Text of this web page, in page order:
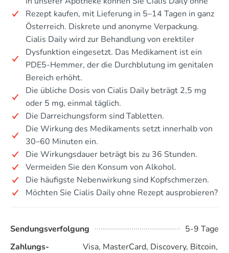
Rezept kaufen, mit Lieferung in 5–14 Tagen in ganz
Österreich. Diskrete und anonyme Verpackung.
Cialis Daily wird zur Behandlung von erektiler
Dysfunktion eingesetzt. Das Medikament ist ein
PDE5-Hemmer, der die Durchblutung im genitalen
Bereich erhöht.
Die übliche Dosis von Cialis Daily beträgt 2,5 mg
oder 5 mg, einmal täglich.
Die Darreichungsform sind Tabletten.
Die Wirkung des Medikaments setzt innerhalb von
30–60 Minuten ein.
Die Wirkungsdauer beträgt bis zu 36 Stunden.
Vermeiden Sie den Konsum von Alkohol.
Die häufigste Nebenwirkung sind Kopfschmerzen.
Möchten Sie Cialis Daily ohne Rezept ausprobieren?
Sendungsverfolgung
5-9 Tage
Zahlungs-
Visa, MasterCard, Discovery, Bitcoin,